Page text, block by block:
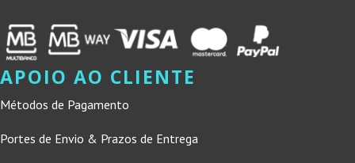
APOIO AO CLIENTE
Métodos de Pagamento
Portes de Envio & Prazos de Entrega